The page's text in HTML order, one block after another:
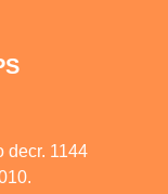
decr. 1144